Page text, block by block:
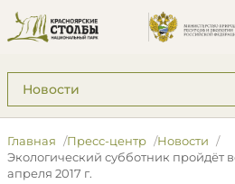
Подразделы: Пресс-центр
Главная Пресс-центр
Новости
​Экологический субботник пройдёт
апреля 2017 г.